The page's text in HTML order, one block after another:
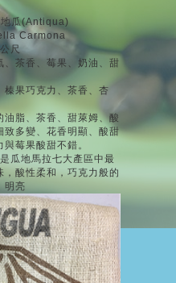
地瓜(Antiqua)
Carmona
尺
、茶香、莓果、奶油、甜
榛果巧克力、茶香、杏
脂、茶香、甜萊姆、酸
致多變、花香明顯、酸甜
莓果酸甜不錯。
瓜地馬拉七大產區中最
酸性柔和，巧克力般的
明亮